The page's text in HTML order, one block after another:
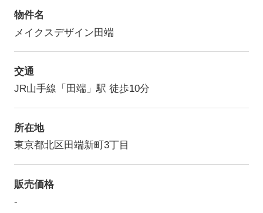
物件名
メイクスデザイン田端
交通
JR山手線「田端」駅 徒歩10分
所在地
東京都北区田端新町3丁目
販売価格
-